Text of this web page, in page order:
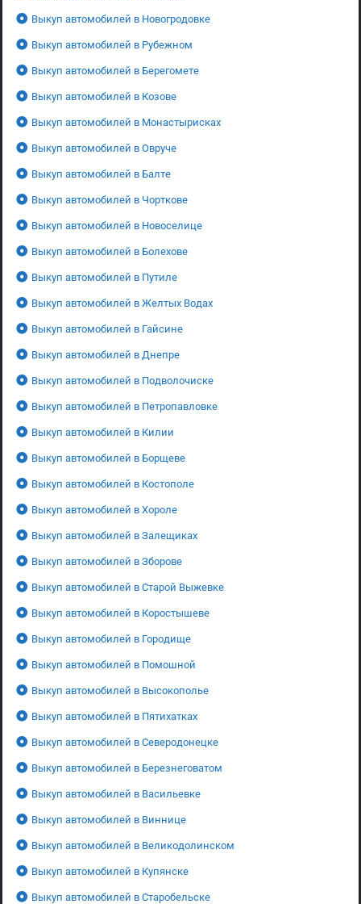
Выкуп автомобилей в Новогродовке
Выкуп автомобилей в Рубежном
Выкуп автомобилей в Берегомете
Выкуп автомобилей в Козове
Выкуп автомобилей в Монастырисках
Выкуп автомобилей в Овруче
Выкуп автомобилей в Балте
Выкуп автомобилей в Чорткове
Выкуп автомобилей в Новоселице
Выкуп автомобилей в Болехове
Выкуп автомобилей в Путиле
Выкуп автомобилей в Желтых Водах
Выкуп автомобилей в Гайсине
Выкуп автомобилей в Днепре
Выкуп автомобилей в Подволочиске
Выкуп автомобилей в Петропавловке
Выкуп автомобилей в Килии
Выкуп автомобилей в Борщеве
Выкуп автомобилей в Костополе
Выкуп автомобилей в Хороле
Выкуп автомобилей в Залещиках
Выкуп автомобилей в Зборове
Выкуп автомобилей в Старой Выжевке
Выкуп автомобилей в Коростышеве
Выкуп автомобилей в Городище
Выкуп автомобилей в Помошной
Выкуп автомобилей в Высокополье
Выкуп автомобилей в Пятихатках
Выкуп автомобилей в Северодонецке
Выкуп автомобилей в Березнеговатом
Выкуп автомобилей в Васильевке
Выкуп автомобилей в Виннице
Выкуп автомобилей в Великодолинском
Выкуп автомобилей в Купянске
Выкуп автомобилей в Старобельске